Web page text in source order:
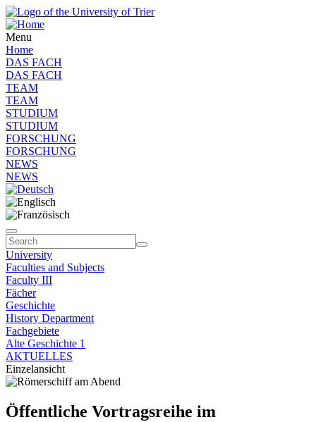
Menu
Home
DAS FACH
DAS FACH
TEAM
TEAM
STUDIUM
STUDIUM
FORSCHUNG
FORSCHUNG
NEWS
NEWS
University
Faculties and Subjects
Faculty III
Fächer
Geschichte
History Department
Fachgebiete
Alte Geschichte 1
AKTUELLES
Einzelansicht
Öffentliche Vortragsreihe im